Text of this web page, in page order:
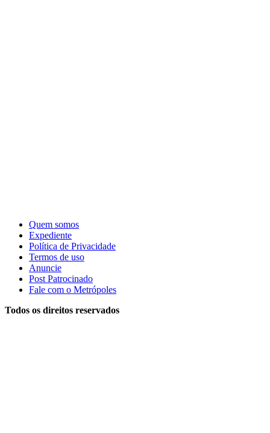
Quem somos
Expediente
Política de Privacidade
Termos de uso
Anuncie
Post Patrocinado
Fale com o Metrópoles
Todos os direitos reservados